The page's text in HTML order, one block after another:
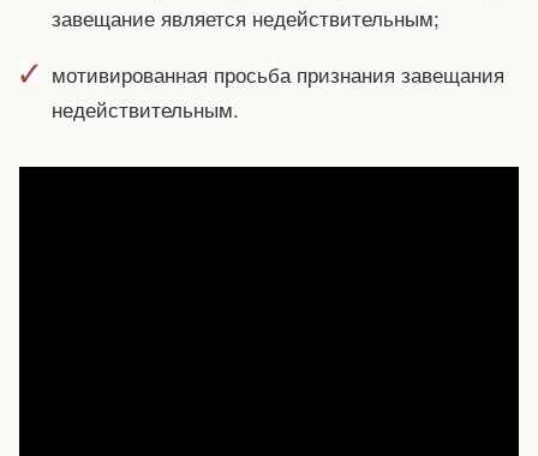
завещание является недействительным;
мотивированная просьба признания завещания
недействительным.